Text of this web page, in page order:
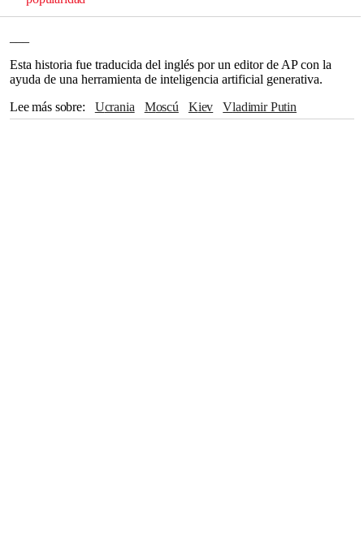
Esta historia fue traducida del inglés por un editor de AP con la
ayuda de una herramienta de inteligencia artificial generativa.
Lee más sobre
Ucrania Moscú Kiev
Vladimir Putin